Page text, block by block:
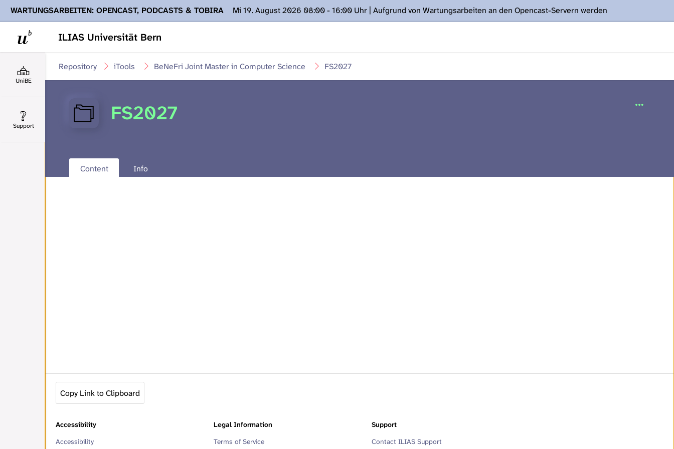
ILIAS Universität Bern
WARTUNGSARBEITEN: OPENCAST, PODCASTS & TOBIRA
Mi 19. August 2026 08:00 - 16:00 Uhr | Aufgrund von Wartungsarbeiten an den Opencast-Servern werden
Ihnen Podcasts, Opencast-Videos und Tobira nicht zur Verfügung stehen. Kontakt: www.podcast.unibe.ch
UniBE
Support
FS2027
BeNeFri Joint Master in Computer Science
iTools
Repository
FS2027
Content Info
Copy Link to Clipboard
Accessibility
Accessibility
Legal Information
Terms of Service
Support
Contact ILIAS Support